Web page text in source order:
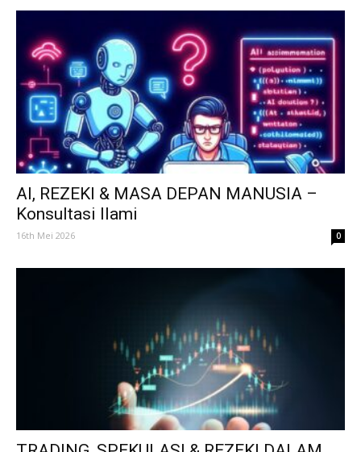
AI, REZEKI & MASA DEPAN MANUSIA –
Konsultasi Ilami
16th Mei 2026 0